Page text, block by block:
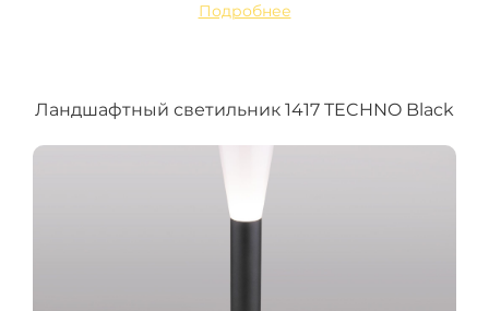
Подробнее
Ландшафтный светильник 1417 TECHNO Black